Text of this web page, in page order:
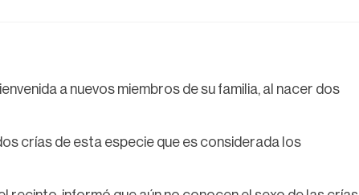
a nuevos miembros de su familia, al nacer dos
crías de esta especie que es considerada los